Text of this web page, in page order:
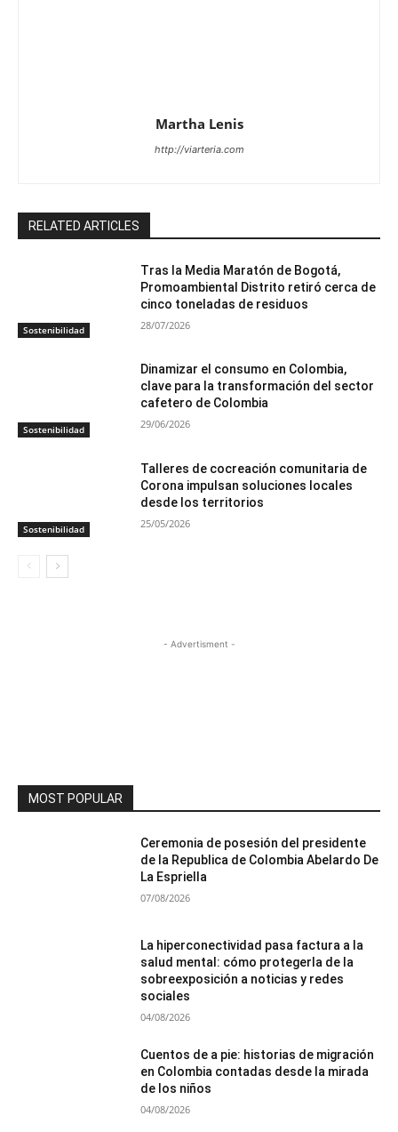
Martha Lenis
http://viarteria.com
RELATED ARTICLES
Sostenibilidad
Tras la Media Maratón de Bogotá,
Promoambiental Distrito retiró cerca de
cinco toneladas de residuos
28/07/2026
Sostenibilidad
Dinamizar el consumo en Colombia,
clave para la transformación del sector
cafetero de Colombia
29/06/2026
Sostenibilidad
Talleres de cocreación comunitaria de
Corona impulsan soluciones locales
desde los territorios
25/05/2026
- Advertisment -
MOST POPULAR
Ceremonia de posesión del presidente
de la Republica de Colombia Abelardo De
La Espriella
07/08/2026
La hiperconectividad pasa factura a la
salud mental: cómo protegerla de la
sobreexposición a noticias y redes
sociales
04/08/2026
Cuentos de a pie: historias de migración
en Colombia contadas desde la mirada
de los niños
04/08/2026